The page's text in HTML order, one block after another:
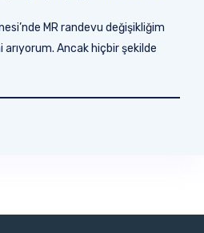
MR randevu değişikliğim
arıyorum. Ancak hiçbir şekilde